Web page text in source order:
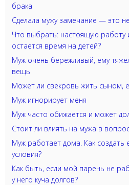
брака
Сделала мужу замечание — это
Что выбрать: настоящую работу
остается время на детей?
Муж очень бережливый, ему
вещь
Может ли свекровь жить сыном,
Муж игнорирует меня
Муж часто обижается и может
Стоит ли влиять на мужа в
Муж работает дома. Как
условия?
Как быть, если мой парень не
у него куча долгов?